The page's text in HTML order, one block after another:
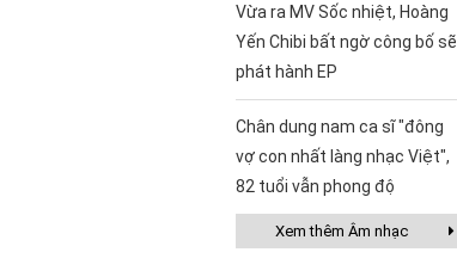
Vừa ra MV Sốc nhiệt, Hoàng
Yến Chibi bất ngờ công bố sẽ
phát hành EP
Chân dung nam ca sĩ "đông
vợ con nhất làng nhạc Việt",
82 tuổi vẫn phong độ
Xem thêm Âm nhạc